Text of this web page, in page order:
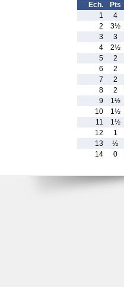
Ech. Pts
1
4
2
3½
3
3
4
2½
5
2
6
2
7
2
8
2
9
1½
10
1½
11
1½
12
1
13
½
14
0